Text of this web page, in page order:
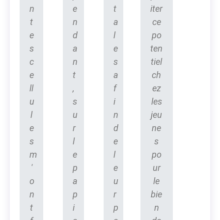
n
t
e
s
c
e
ll
u
l
e
s
m
'
o
n
t
e
n
d
a
n
t
,
s
u
r
l
e
p
a
p
i
t
a
l
e
s
a
f
i
n
d
e
l
e
u
r
p
iter
ce
po
ten
tiel
ch
ez
les
jeu
ne
s
po
ur
le
bie
n